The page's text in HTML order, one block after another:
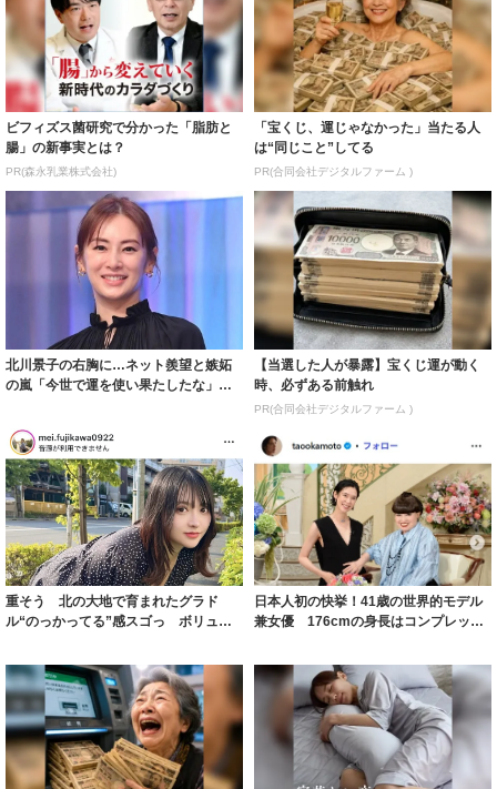
ビフィズス菌研究で分かった「脂肪と
腸」の新事実とは？
PR(森永乳業株式会社)
「宝くじ、運じゃなかった」当たる人
は“同じこと”してる
PR(合同会社デジタルファーム )
北川景子の右胸に…ネット羨望と嫉妬
の嵐「今世で運を使い果たしたな」
【当選した人が暴露】宝くじ運が動く
時、必ずある前触れ
PR(合同会社デジタルファーム )
重そう 北の大地で育まれたグラド
ル“のっかってる”感スゴっ ボリュー
日本人初の快挙！41歳の世界的モデル
兼女優 176cmの身長はコンプレック